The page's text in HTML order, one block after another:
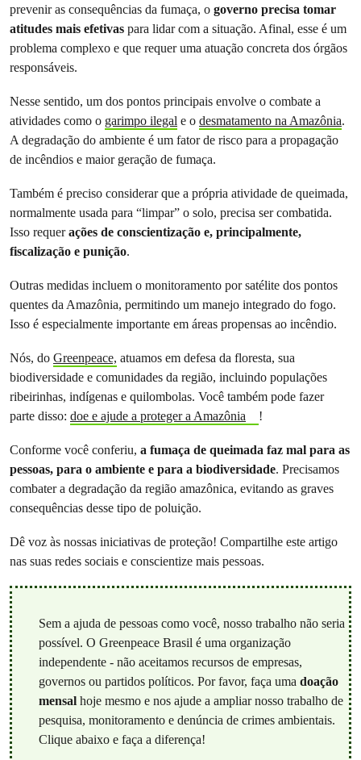
prevenir as consequências da fumaça, o governo precisa tomar
atitudes mais efetivas para lidar com a situação. Afinal, esse é um
problema complexo e que requer uma atuação concreta dos órgãos
responsáveis.
Nesse sentido, um dos pontos principais envolve o combate a
atividades como o garimpo ilegal e o desmatamento na Amazônia.
A degradação do ambiente é um fator de risco para a propagação
de incêndios e maior geração de fumaça.
Também é preciso considerar que a própria atividade de queimada,
normalmente usada para “limpar” o solo, precisa ser combatida.
Isso requerações de conscientização e, principalmente,
fiscalização e punição.
Outras medidas incluem o monitoramento por satélite dos pontos
quentes da Amazônia, permitindo um manejo integrado do fogo.
Isso é especialmente importante em áreas propensas ao incêndio.
Nós, do Greenpeace, atuamos em defesa da floresta, sua
biodiversidade e comunidades da região, incluindo populações
ribeirinhas, indígenas e quilombolas. Você também pode fazer
parte disso: doe e ajude a proteger a Amazônia !
Conforme você conferiu, a fumaça de queimada faz mal para as
pessoas, para o ambiente e para a biodiversidade. Precisamos
combater a degradação da região amazônica, evitando as graves
consequências desse tipo de poluição.
Dê voz às nossas iniciativas de proteção! Compartilhe este artigo
nas suas redes sociais e conscientize mais pessoas.
Sem a ajuda de pessoas como você, nosso trabalho não seria
possível. O Greenpeace Brasil é uma organização
independente - não aceitamos recursos de empresas,
governos ou partidos políticos. Por favor, faça uma doação
mensalhoje mesmo e nos ajude a ampliar nosso trabalho de
pesquisa, monitoramento e denúncia de crimes ambientais.
Clique abaixo e faça a diferença!